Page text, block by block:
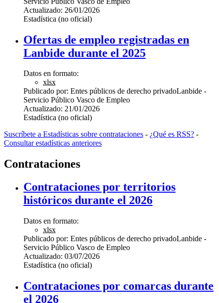
Actualizado: 26/01/2026
Estadística (no oficial)
Ofertas de empleo registradas en
Lanbide durante el 2025
Datos en formato:
xlsx
Publicado por: Entes públicos de derecho privadoLanbide -
Servicio Público Vasco de Empleo
Actualizado: 21/01/2026
Estadística (no oficial)
Suscríbete a Estadísticas sobre contrataciones - ¿Qué es RSS? -
Consultar estadísticas anteriores
Contrataciones
Contrataciones por territorios
históricos durante el 2026
Datos en formato:
xlsx
Publicado por: Entes públicos de derecho privadoLanbide -
Servicio Público Vasco de Empleo
Actualizado: 03/07/2026
Estadística (no oficial)
Contrataciones por comarcas durante
el 2026